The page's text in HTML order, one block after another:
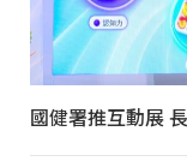
國健署推互動展